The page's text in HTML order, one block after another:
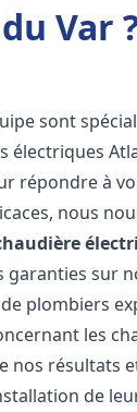
Var
sont
électriques
répondre à
nous
sur
plombiers
les
nos résultats
de